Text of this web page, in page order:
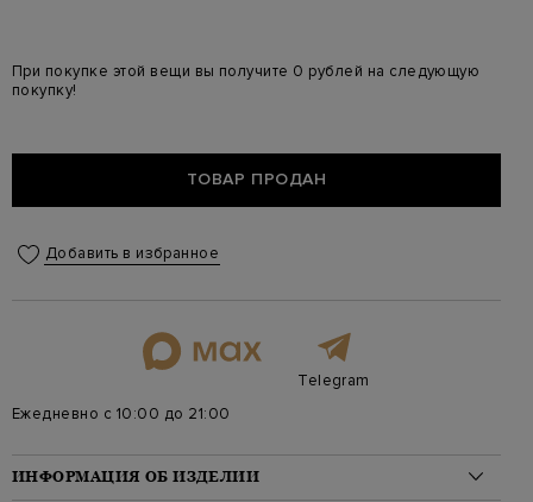
При покупке этой вещи вы получите 0 рублей на следующую
покупку!
ТОВАР ПРОДАН
Добавить в избранное
Telegram
Ежедневно с 10:00 до 21:00
ИНФОРМАЦИЯ ОБ ИЗДЕЛИИ